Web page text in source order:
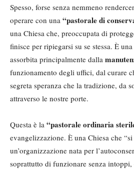
Spesso, forse senza nemmeno
operare con una “pastorale di
una Chiesa che, preoccupata di
finisce per ripiegarsi su se stessa. È
assorbita principalmente dalla
funzionamento degli uffici, dal curare
segreta speranza che la tradizione, da
attraverso le nostre porte.
Questa è la “pastorale ordinaria
evangelizzazione. È una Chiesa che
un’organizzazione nata per
soprattutto di funzionare senza